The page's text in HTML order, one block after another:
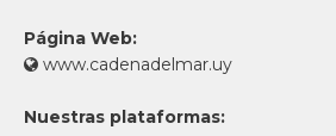
Página Web:
www.cadenadelmar.uy
Nuestras plataformas: